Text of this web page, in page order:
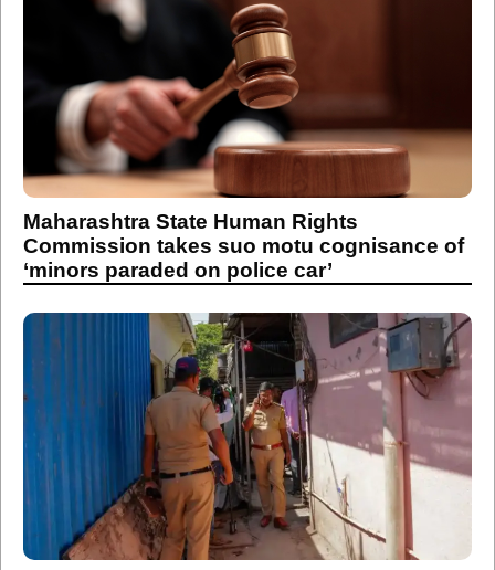
Maharashtra State Human Rights
Commission takes suo motu cognisance of
‘minors paraded on police car’